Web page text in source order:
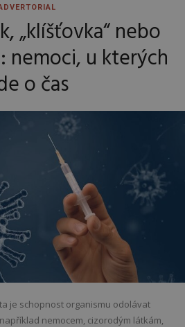
„klíšťovka“ nebo
nemoci, u kterých
o čas
je schopnost organismu odolávat
nemocem, cizorodým látkám,